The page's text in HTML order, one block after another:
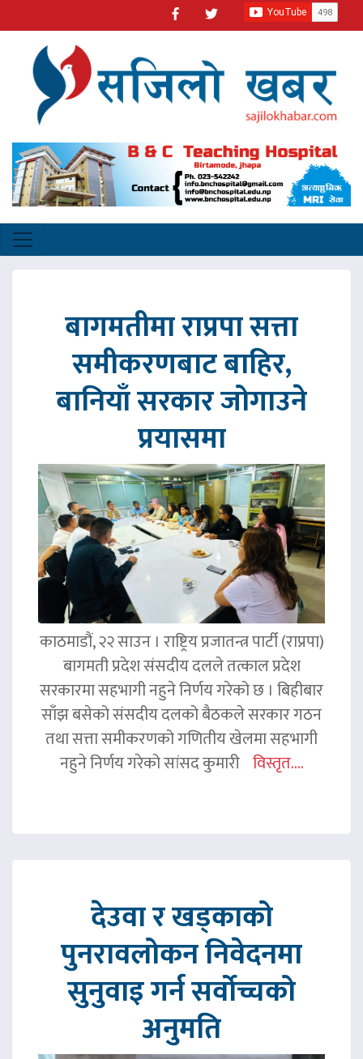
बागमतीमा राप्रपा सत्ता
समीकरणबाट बाहिर,
बानियाँ सरकार जोगाउने
प्रयासमा
काठमाडौं, २२ साउन । राष्ट्रिय प्रजातन्त्र पार्टी (राप्रपा)
बागमती प्रदेश संसदीय दलले तत्काल प्रदेश
सरकारमा सहभागी नहुने निर्णय गरेको छ । बिहीबार
साँझ बसेको संसदीय दलको बैठकले सरकार गठन
तथा सत्ता समीकरणको गणितीय खेलमा सहभागी
नहुने निर्णय गरेको सांसद कुमारी विस्तृत....
देउवा र खड्काको
पुनरावलोकन निवेदनमा
सुनुवाइ गर्न सर्वोच्चको
अनुमति